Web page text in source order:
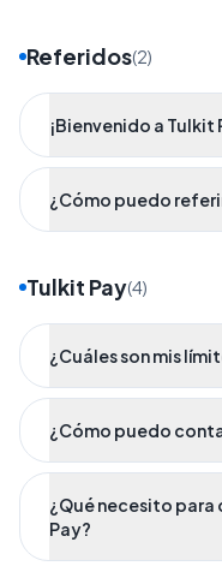
Referidos(2)
¡Bienvenido a Tulkit
¿Cómo puedo
Tulkit Pay(4)
¿Cuáles son mis
¿Cómo puedo
¿Qué necesito para
Pay?